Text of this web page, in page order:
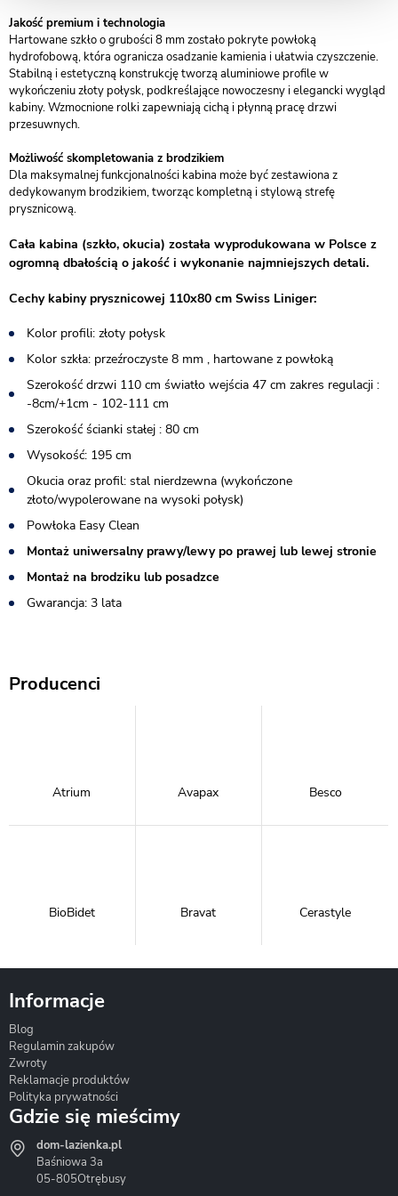
Jakość premium i technologia
Hartowane szkło o grubości 8 mm zostało pokryte powłoką
hydrofobową, która ogranicza osadzanie kamienia i ułatwia czyszczenie.
Stabilną i estetyczną konstrukcję tworzą aluminiowe profile w
wykończeniu złoty połysk, podkreślające nowoczesny i elegancki wygląd
kabiny. Wzmocnione rolki zapewniają cichą i płynną pracę drzwi
przesuwnych.
Możliwość skompletowania z brodzikiem
Dla maksymalnej funkcjonalności kabina może być zestawiona z
dedykowanym brodzikiem, tworząc kompletną i stylową strefę
prysznicową.
Cała kabina (szkło, okucia) została wyprodukowana w Polsce z
ogromną dbałością o jakość i wykonanie najmniejszych detali.
Cechy kabiny prysznicowej 110x80 cm Swiss Liniger:
Kolor profili: złoty połysk
Kolor szkła: przeźroczyste 8 mm , hartowane z powłoką
Szerokość drzwi 110 cm światło wejścia 47 cm zakres regulacji :
-8cm/+1cm - 102-111 cm
Szerokość ścianki stałej : 80 cm
Wysokość: 195 cm
Okucia oraz profil: stal nierdzewna (wykończone
złoto/wypolerowane na wysoki połysk)
Powłoka Easy Clean
Montaż uniwersalny prawy/lewy po prawej lub lewej stronie
Montaż na brodziku lub posadzce
Gwarancja: 3 lata
Producenci
Atrium Avapax Besco
BioBidet Bravat Cerastyle
Hydrostop
Informacje
Blog
Regulamin zakupów
Zwroty
Reklamacje produktów
Polityka prywatności
Gdzie się mieścimy
dom-lazienka.pl
Baśniowa 3a
05-805Otrębusy